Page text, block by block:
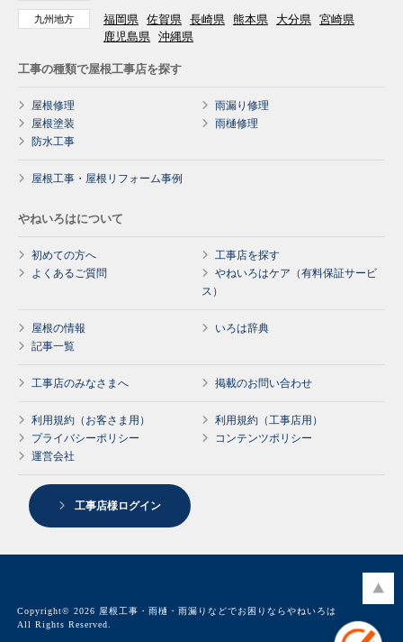
九州地方 福岡県 佐賀県 長崎県 熊本県 大分県 宮崎県
鹿児島県 沖縄県
工事の種類で屋根工事店を探す
屋根修理
雨漏り修理
屋根塗装
雨樋修理
防水工事
屋根工事・屋根リフォーム事例
やねいろはについて
初めての方へ
工事店を探す
よくあるご質問
やねいろはケア（有料保証サービ
ス）
屋根の情報
いろは辞典
記事一覧
工事店のみなさまへ 掲載のお問い合わせ
利用規約（お客さま用）
利用規約（工事店用）
プライバシーポリシー
コンテンツポリシー
運営会社
工事店様ログイン
Copyright© 2026 屋根工事・雨樋・雨漏りなどでお困りならやねいろは
All Rights Reserved.